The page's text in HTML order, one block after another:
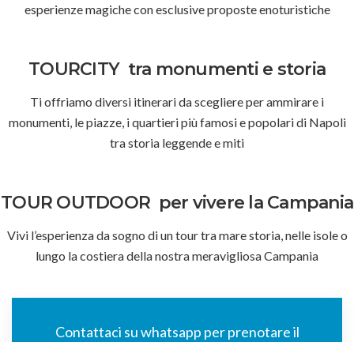
esperienze magiche con esclusive proposte enoturistiche
TOURCITY tra monumenti e storia
Ti offriamo diversi itinerari da scegliere per ammirare i
monumenti, le piazze, i quartieri più famosi e popolari di Napoli
tra storia leggende e miti
TOUR OUTDOOR per vivere la Campania
Vivi l’esperienza da sogno di un tour tra mare storia, nelle isole o
lungo la costiera della nostra meravigliosa Campania
Contattaci su whatsapp per prenotare il